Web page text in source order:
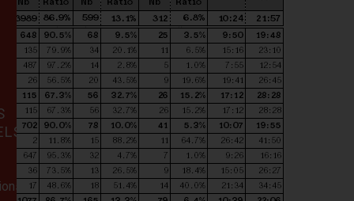
LISTE
DES
ANNEXES
Annexe
1
:
Liste
communes